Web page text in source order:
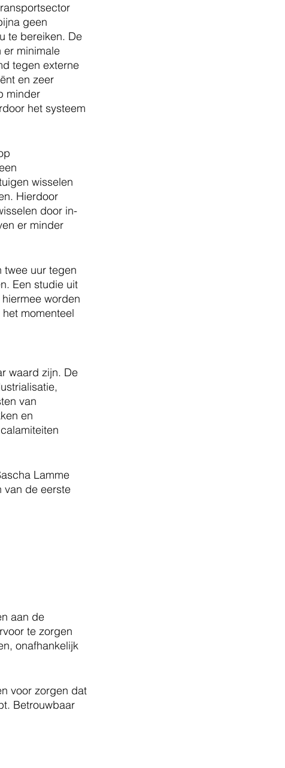
geen
te bereiken. De
er minimale
tegen externe
en zeer
minder
het systeem
wisselen
Hierdoor
door in-
er minder
twee uur tegen
Een studie uit
worden
momenteel
waard zijn. De
van
en
Lamme
van de eerste
aan de
te zorgen
onafhankelijk
voor zorgen dat
Betrouwbaar